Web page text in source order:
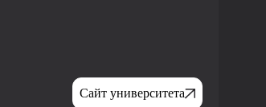
Сайт университета